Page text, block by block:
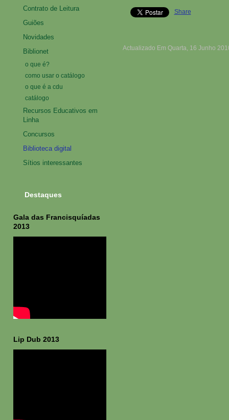
Share
Actualizado Em Quarta, 16 Junho
Contrato de Leitura
Guiões
Novidades
Biblionet
o que é?
como usar o catálogo
o que é a cdu
catálogo
Recursos Educativos em
Linha
Concursos
Biblioteca digital
Sítios interessantes
Destaques
Gala das Francisquíadas
2013
Lip Dub 2013